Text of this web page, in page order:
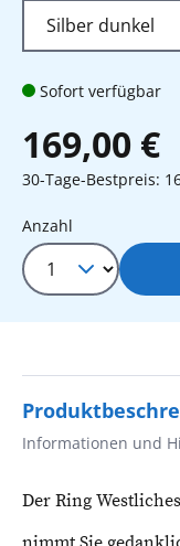
Sofort verfügbar
169,00 €
30-Tage-Bestpreis:
Produkt
Anzahl
Informationen und
Der Ring